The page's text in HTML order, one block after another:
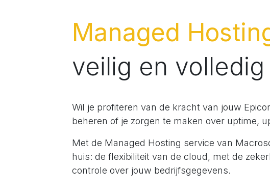
Managed
veilig en
Wil je profiteren van de kracht van jouw
beheren of je zorgen te maken over uptime,
Met de Managed Hosting service van
huis: de flexibiliteit van de cloud, met de
controle over jouw bedrijfsgegevens.